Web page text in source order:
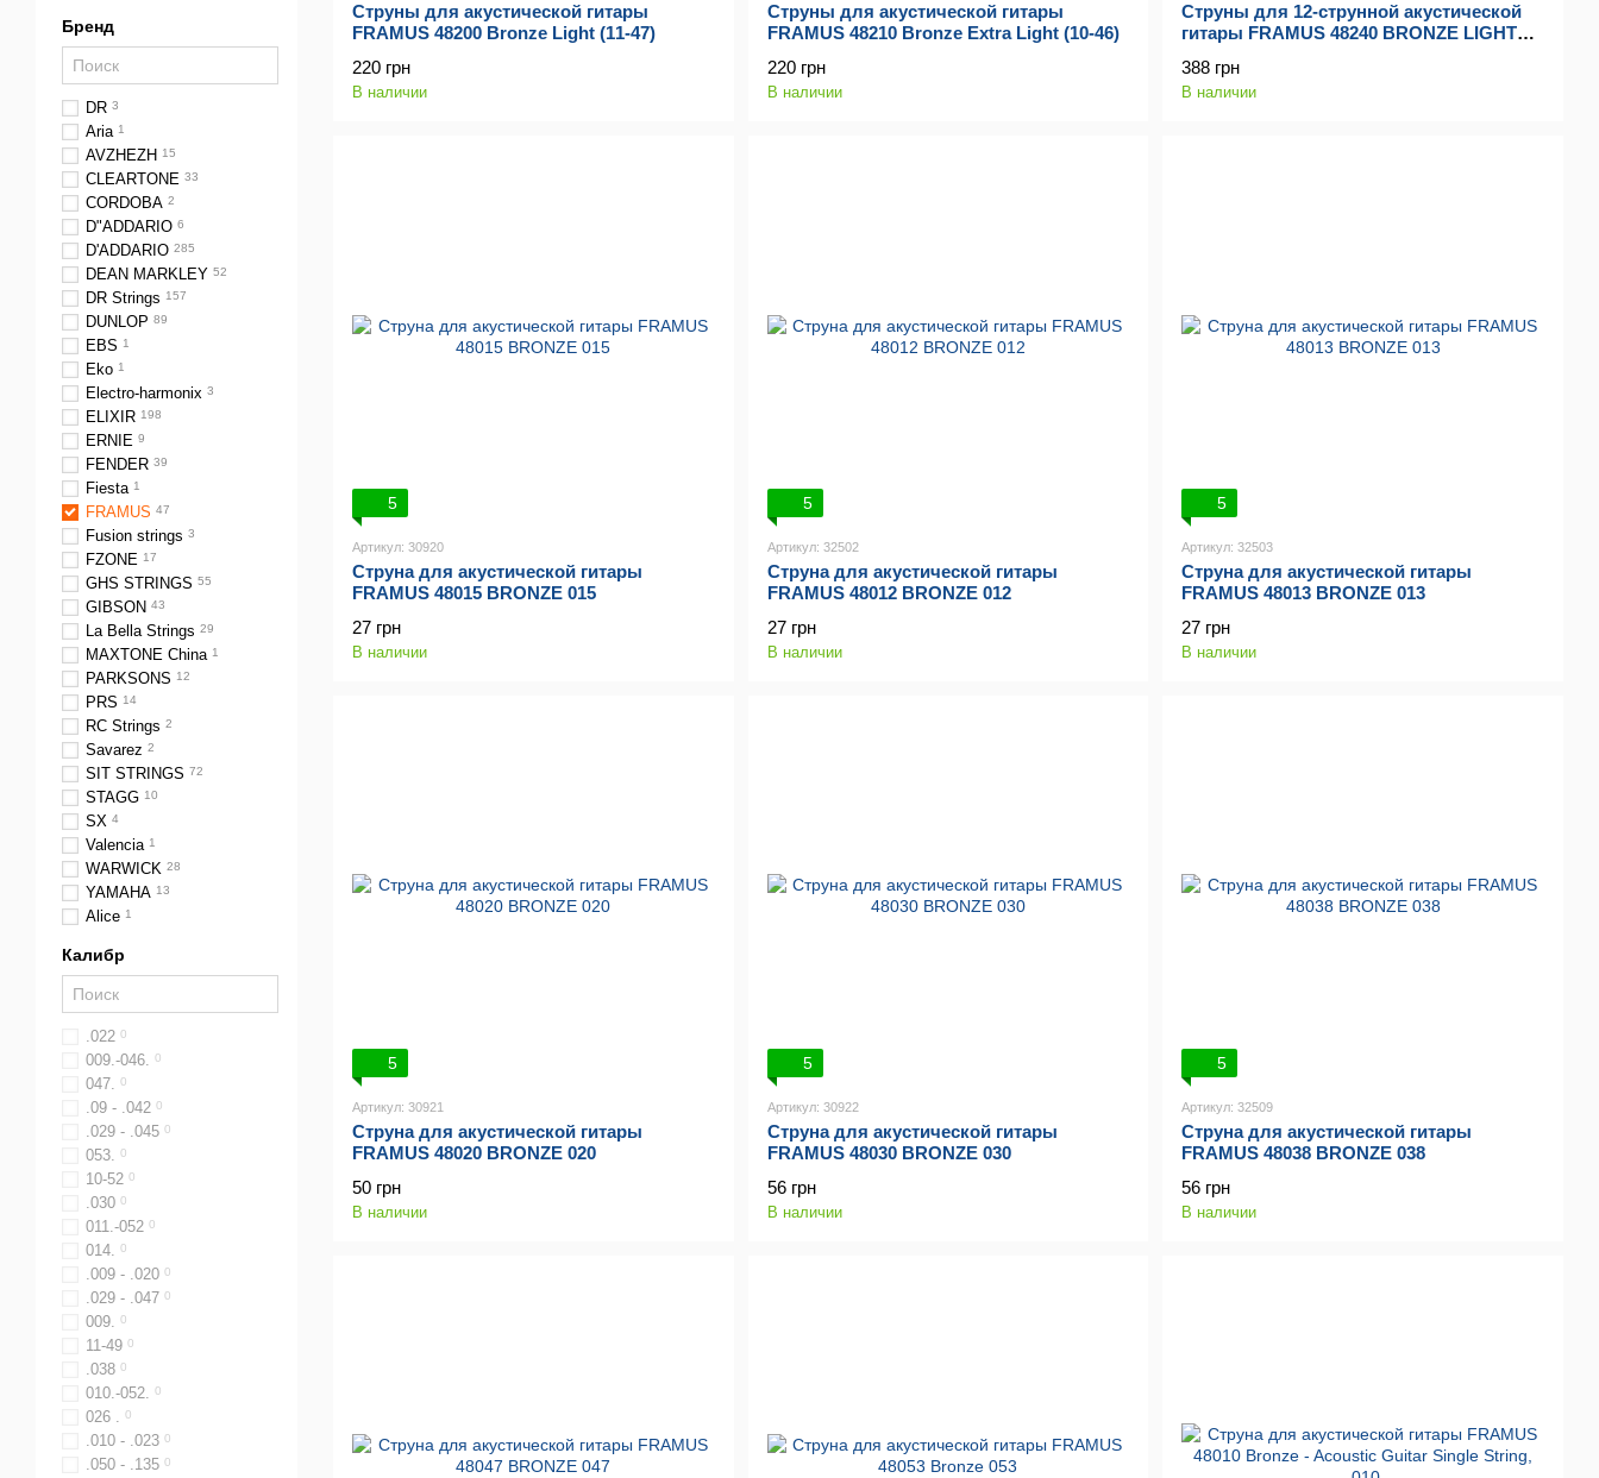
Струны для акустической гитары
FRAMUS 48200 Bronze Light (11-47)
220 грн
В наличии
Струны для акустической гитары
FRAMUS 48210 Bronze Extra Light (10-46)
220 грн
В наличии
Струны для 12-струнной акустической
гитары FRAMUS 48240 BRONZE LIGHT
388 грн
В наличии
5
Артикул: 30920
Струна для акустической гитары
FRAMUS 48015 BRONZE 015
27 грн
В наличии
5
Артикул: 32502
Струна для акустической гитары
FRAMUS 48012 BRONZE 012
27 грн
В наличии
5
Артикул: 32503
Струна для акустической гитары
FRAMUS 48013 BRONZE 013
27 грн
В наличии
5
Артикул: 30921
Струна для акустической гитары
FRAMUS 48020 BRONZE 020
50 грн
В наличии
5
Артикул: 30922
Струна для акустической гитары
FRAMUS 48030 BRONZE 030
56 грн
В наличии
5
Артикул: 32509
Струна для акустической гитары
FRAMUS 48038 BRONZE 038
56 грн
В наличии
Бренд
DR 3
Aria 1
AVZHEZH 15
CLEARTONE 33
CORDOBA 2
D"ADDARIO 6
D'ADDARIO 285
DEAN MARKLEY 52
DR Strings 157
DUNLOP 89
EBS 1
Eko 1
Electro-harmonix 3
ELIXIR 198
ERNIE 9
FENDER 39
Fiesta 1
FRAMUS 47
Fusion strings 3
FZONE 17
GHS STRINGS 55
GIBSON 43
La Bella Strings 29
MAXTONE China 1
PARKSONS 12
PRS 14
RC Strings 2
Savarez 2
SIT STRINGS 72
STAGG 10
SX 4
Valencia 1
WARWICK 28
YAMAHA 13
Alice 1
Калибр
.022 0
009.-046. 0
047. 0
.09 - .042 0
.029 - .045 0
053. 0
10-52 0
.030 0
011.-052 0
014. 0
.009 - .020 0
.029 - .047 0
009. 0
11-49 0
.038 0
010.-052. 0
026 . 0
.010 - .023 0
.050 - .135 0